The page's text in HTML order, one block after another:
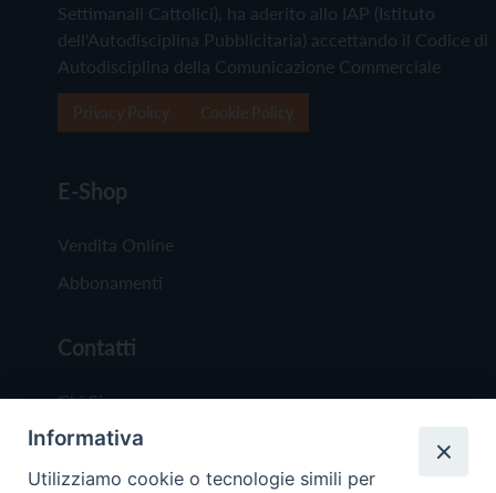
Settimanali Cattolici), ha aderito allo IAP (Istituto
dell'Autodisciplina Pubblicitaria) accettando il Codice di
Autodisciplina della Comunicazione Commerciale
E-Shop
Vendita Online
Abbonamenti
Contatti
Chi Siamo
Redazione
Scrivici
Informativa
Utilizziamo cookie o tecnologie simili per